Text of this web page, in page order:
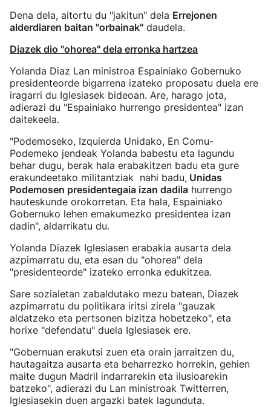
Dena dela, aitortu du "jakitun" dela Errejonen
alderdiaren baitan "orbainak" daudela.
Diazek dio "ohorea" dela erronka hartzea
Yolanda Diaz Lan ministroa Espainiako Gobernuko
presidenteorde bigarrena izateko proposatu duela ere
iragarri du Iglesiasek bideoan. Are, harago jota,
adierazi du "Espainiako hurrengo presidentea" izan
daitekeela.
"Podemoseko, Izquierda Unidako, En Comu-
Podemeko jendeak Yolanda babestu eta lagundu
behar dugu, berak hala erabakitzen badu eta gure
erakundeetako militantziak nahi badu, Unidas
Podemosen presidentegaia izan dadila hurrengo
hauteskunde orokorretan. Eta hala, Espainiako
Gobernuko lehen emakumezko presidentea izan
dadin", aldarrikatu du.
Yolanda Diazek Iglesiasen erabakia ausarta dela
azpimarratu du, eta esan du "ohorea" dela
"presidenteorde" izateko erronka edukitzea.
Sare sozialetan zabaldutako mezu batean, Diazek
azpimarratu du politikara iritsi zirela "gauzak
aldatzeko eta pertsonen bizitza hobetzeko", eta
horixe "defendatu" duela Iglesiasek ere.
"Gobernuan erakutsi zuen eta orain jarraitzen du,
hautagaitza ausarta eta beharrezko horrekin, gehien
maite dugun Madril indarrarekin eta ilusioarekin
batzeko", adierazi du Lan ministroak Twitterren,
Iglesiasekin duen argazki batek lagunduta.